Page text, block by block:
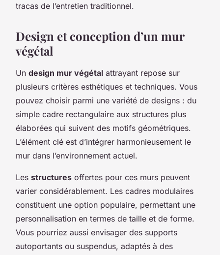
tracas de l’entretien traditionnel.
Design et conception d’un mur
végétal
Un design mur végétal attrayant repose sur
plusieurs critères esthétiques et techniques. Vous
pouvez choisir parmi une variété de designs : du
simple cadre rectangulaire aux structures plus
élaborées qui suivent des motifs géométriques.
L’élément clé est d’intégrer harmonieusement le
mur dans l’environnement actuel.
Les structures offertes pour ces murs peuvent
varier considérablement. Les cadres modulaires
constituent une option populaire, permettant une
personnalisation en termes de taille et de forme.
Vous pourriez aussi envisager des supports
autoportants ou suspendus, adaptés à des